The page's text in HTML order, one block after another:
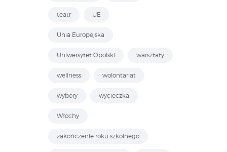
teatr UE
Unia Europejska
Uniwersytet Opolski warsztaty
wellness wolontariat
wybory wycieczka
Włochy
zakończenie roku szkolnego